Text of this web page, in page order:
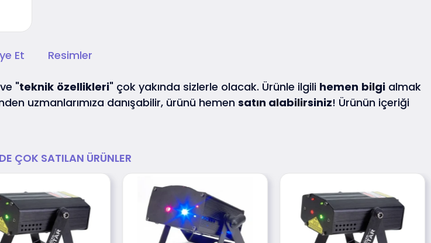
Et Resimler
ve "teknik özellikleri" çok yakında sizlerle olacak. Ürünle ilgili hemen bilgi almak
uzmanlarımıza danışabilir, ürünü hemen satın alabilirsiniz! Ürünün içeriği
ÇOK SATILAN ÜRÜNLER